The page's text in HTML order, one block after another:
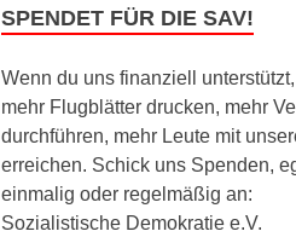
SPENDET FÜR DIE SAV!
Wenn du uns finanziell
mehr Flugblätter drucken, mehr
durchführen, mehr Leute mit
erreichen. Schick uns Spenden,
einmalig oder regelmäßig an:
Sozialistische Demokratie e.V.